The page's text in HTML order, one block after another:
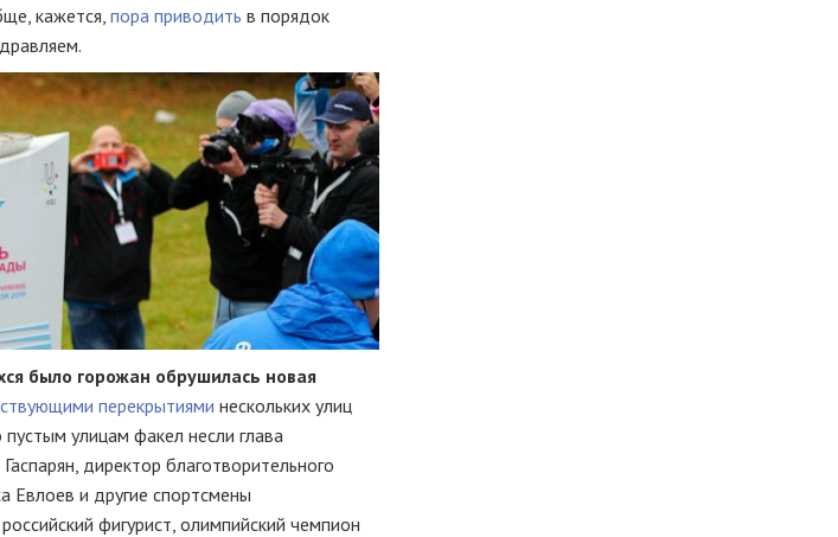
кажется, пора приводить в порядок
было горожан обрушилась новая
перекрытиями нескольких улиц
улицам факел несли глава
директор благотворительного
Евлоев и другие спортсмены
фигурист, олимпийский чемпион